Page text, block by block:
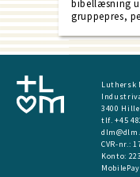
bibellæsning
gruppepres,
Luthersk
3400
tlf. +45
CVR-nr.:
​Konto: